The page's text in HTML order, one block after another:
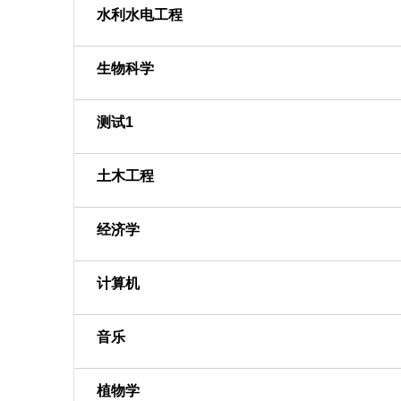
水利水电工程
生物科学
测试1
土木工程
经济学
计算机
音乐
植物学